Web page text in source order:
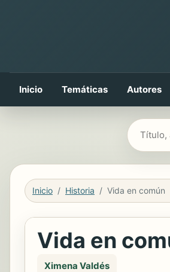
Inicio Temáticas Autores
Buscar
Inicio Historia Vida en común
Vida en
Ximena Valdés